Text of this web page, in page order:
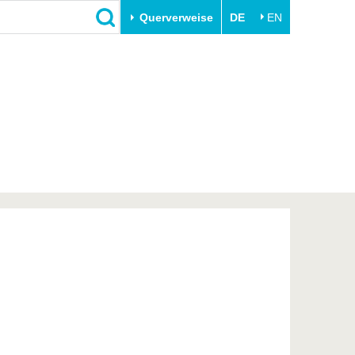
Querverweise DE EN
Innovative Transferprojekte
BTU & Region erleben